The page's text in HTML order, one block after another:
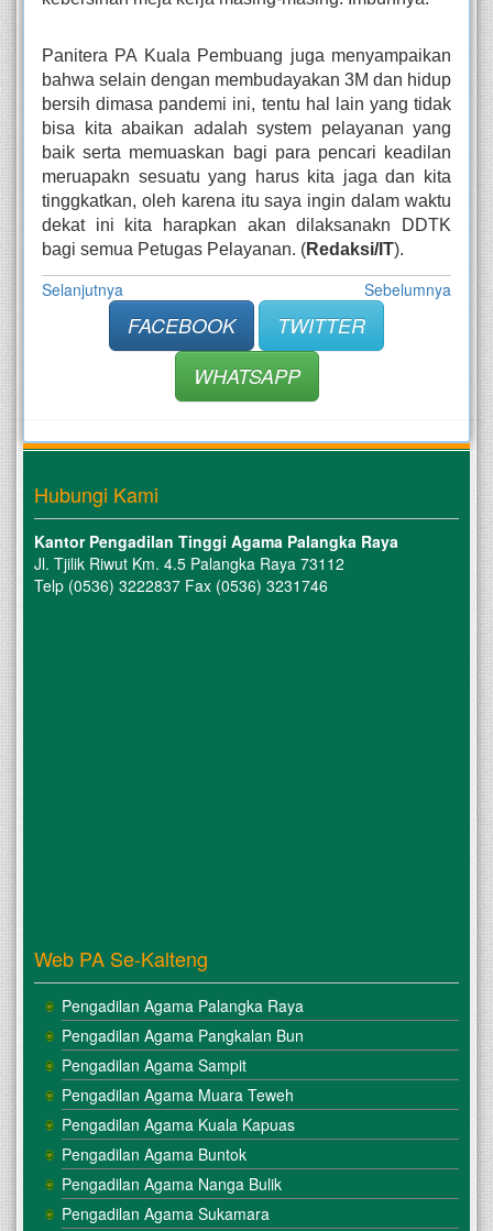
Panitera PA Kuala Pembuang juga menyampaikan
bahwa selain dengan membudayakan 3M dan hidup
bersih dimasa pandemi ini, tentu hal lain yang tidak
bisa kita abaikan adalah system pelayanan yang
baik serta memuaskan bagi para pencari keadilan
meruapakn sesuatu yang harus kita jaga dan kita
tinggkatkan, oleh karena itu saya ingin dalam waktu
dekat ini kita harapkan akan dilaksanakn DDTK
bagi semua Petugas Pelayanan. (Redaksi/IT).
Selanjutnya Sebelumnya
FACEBOOK
TWITTER
WHATSAPP
Hubungi Kami
Kantor Pengadilan Tinggi Agama Palangka Raya
Jl. Tjilik Riwut Km. 4.5 Palangka Raya 73112
Telp (0536) 3222837 Fax (0536) 3231746
Web PA Se-Kalteng
Pengadilan Agama Palangka Raya
Pengadilan Agama Pangkalan Bun
Pengadilan Agama Sampit
Pengadilan Agama Muara Teweh
Pengadilan Agama Kuala Kapuas
Pengadilan Agama Buntok
Pengadilan Agama Nanga Bulik
Pengadilan Agama Sukamara